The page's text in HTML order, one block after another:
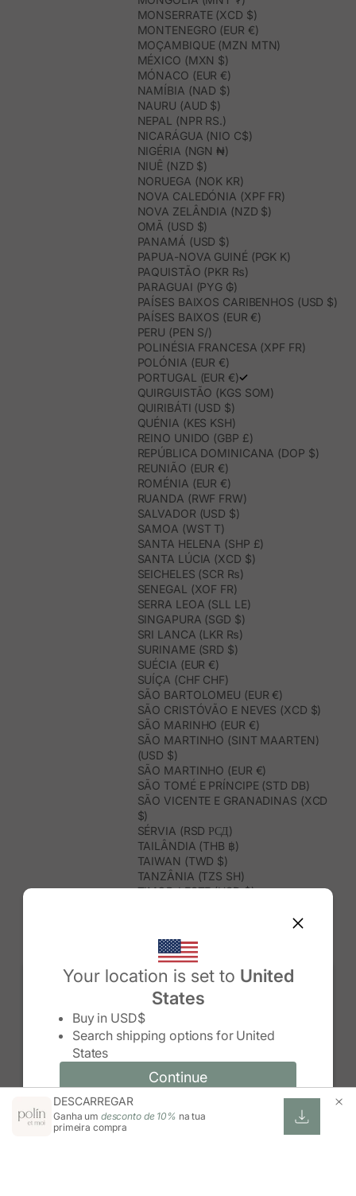
Your location is set to United
States
Buy in USD$
Search shipping options for United
States
Continue
Change country/region and language
Change country/region
Continue
MONSERRATE (XCD $)
MONTENEGRO (EUR €)
MOÇAMBIQUE (MZN MTN)
MÉXICO (MXN $)
MÓNACO (EUR €)
NAMÍBIA (NAD $)
NAURU (AUD $)
NEPAL (NPR RS.)
NICARÁGUA (NIO C$)
NIGÉRIA (NGN ₦)
NIUÊ (NZD $)
NORUEGA (NOK KR)
NOVA CALEDÓNIA (XPF FR)
NOVA ZELÂNDIA (NZD $)
OMÃ (USD $)
PANAMÁ (USD $)
PAPUA-NOVA GUINÉ (PGK K)
PAQUISTÃO (PKR ₨)
PARAGUAI (PYG ₲)
PAÍSES BAIXOS CARIBENHOS (USD $)
PAÍSES BAIXOS (EUR €)
PERU (PEN S/)
POLINÉSIA FRANCESA (XPF FR)
POLÓNIA (EUR €)
PORTUGAL (EUR €)
QUIRGUISTÃO (KGS SOM)
QUIRIBÁTI (USD $)
QUÉNIA (KES KSH)
REINO UNIDO (GBP £)
REPÚBLICA DOMINICANA (DOP $)
REUNIÃO (EUR €)
ROMÉNIA (EUR €)
RUANDA (RWF FRW)
SALVADOR (USD $)
SAMOA (WST T)
SANTA HELENA (SHP £)
SANTA LÚCIA (XCD $)
SEICHELES (SCR ₨)
SENEGAL (XOF FR)
SERRA LEOA (SLL LE)
SINGAPURA (SGD $)
SRI LANCA (LKR ₨)
SURINAME (SRD $)
SUÉCIA (EUR €)
SUÍÇA (CHF CHF)
SÃO BARTOLOMEU (EUR €)
SÃO CRISTÓVÃO E NEVES (XCD $)
SÃO MARINHO (EUR €)
SÃO MARTINHO (SINT MAARTEN)
(USD $)
SÃO MARTINHO (EUR €)
SÃO TOMÉ E PRÍNCIPE (STD DB)
SÃO VICENTE E GRANADINAS (XCD
$)
SÉRVIA (RSD РСД)
TAILÂNDIA (THB ฿)
TAIWAN (TWD $)
TANZÂNIA (TZS SH)
TIMOR-LESTE (USD $)
TRINDADE E TOBAGO (TTD $)
TUNÍSIA (USD $)
TURQUEMENISTÃO (USD $)
TURQUIA (TRY ₺)
TUVALU (AUD $)
UGANDA (UGX USH)
URUGUAI (UYU $U)
USBEQUISTÃO (UZS SO'M)
VENEZUELA (USD $)
VIETNAME (VND ₫)
WALLIS E FUTUNA (XPF FR)
ZIMBABUÉ (USD $)
DESCARREGAR
Ganha um desconto de 10% na tua
primeira compra